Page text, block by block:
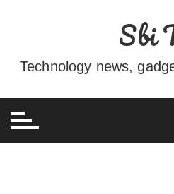
conteúdo
Sbi
Technology news,